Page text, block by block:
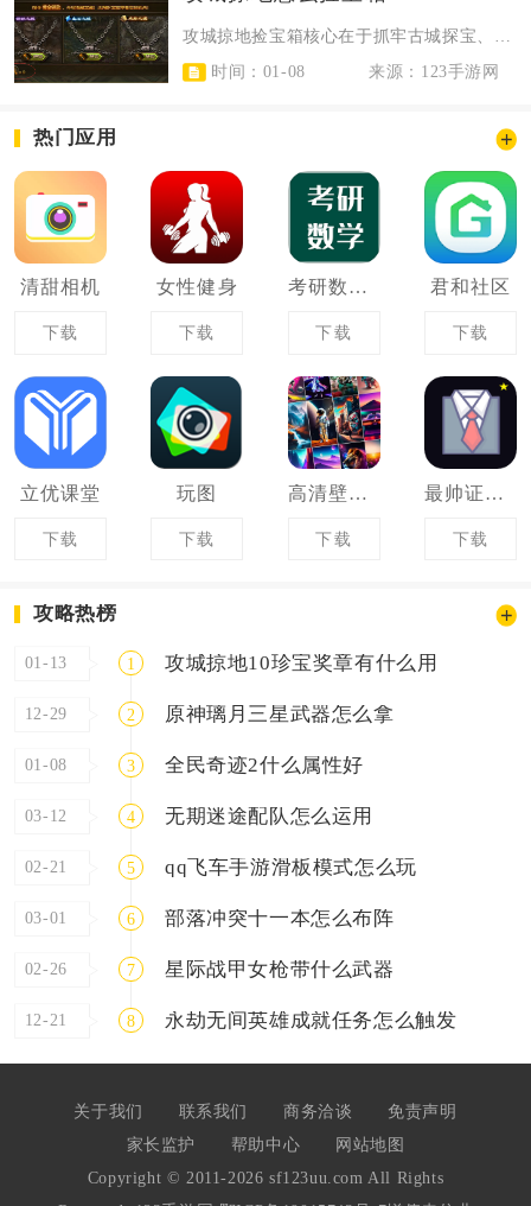
时间：01-08
来源：123手游网
热门应用
清甜相机
下载
女性健身
下载
考研数学宝典
下载
君和社区
下载
立优课堂
下载
玩图
下载
高清壁纸大全
下载
最帅证件照
下载
攻略热榜
01-13 1 攻城掠地10珍宝奖章有什么用
12-29 2 原神璃月三星武器怎么拿
01-08 3 全民奇迹2什么属性好
03-12 4 无期迷途配队怎么运用
02-21 5 qq飞车手游滑板模式怎么玩
03-01 6 部落冲突十一本怎么布阵
02-26 7 星际战甲女枪带什么武器
12-21 8 永劫无间英雄成就任务怎么触发
关于我们 联系我们 商务洽谈
免责声明
家长监护
帮助中心
网站地图
Copyright © 2011-2026 sf123uu.com All Rights